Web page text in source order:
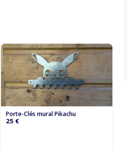
Porte-Clés mural Pikachu
25 €